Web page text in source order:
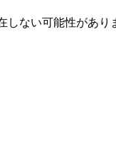
しない可能性があり